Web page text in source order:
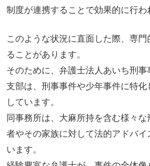
制度が連携することで効果的に行わ
このような状況に直面した際、専
ることがあります。
そのために、弁護士法人あいち刑
支部は、刑事事件や少年事件に特
しています。
同事務所は、大麻所持を含む様々
者やその家族に対して法的アドバ
います。